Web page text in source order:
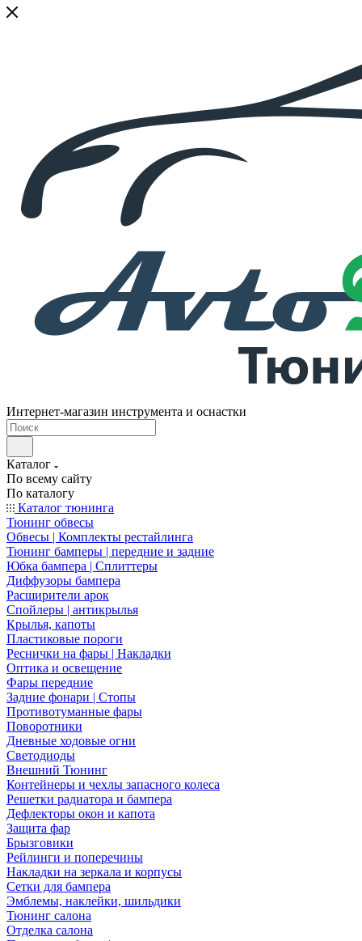
Интернет-магазин инструмента и оснастки
Каталог
По всему сайту
По каталогу
Каталог тюнинга
Тюнинг обвесы
Обвесы | Комплекты рестайлинга
Тюнинг бамперы | передние и задние
Юбка бампера | Сплиттеры
Диффузоры бампера
Расширители арок
Спойлеры | антикрылья
Крылья, капоты
Пластиковые пороги
Реснички на фары | Накладки
Оптика и освещение
Фары передние
Задние фонари | Стопы
Противотуманные фары
Поворотники
Дневные ходовые огни
Светодиоды
Внешний Тюнинг
Контейнеры и чехлы запасного колеса
Решетки радиатора и бампера
Дефлекторы окон и капота
Защита фар
Брызговики
Рейлинги и поперечины
Накладки на зеркала и корпусы
Сетки для бампера
Эмблемы, наклейки, шильдики
Тюнинг салона
Отделка салона